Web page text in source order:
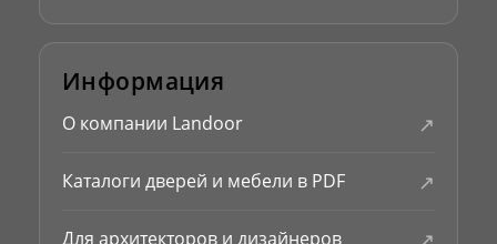
Информация
О компании Landoor ↗
Каталоги дверей и мебели в PDF ↗
Для архитекторов и дизайнеров